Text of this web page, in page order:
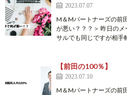
2023.07.07
M＆Mパートナーズの前
が悪い？？？＞ 昨日の
サルでも同じですが相
【前田の100％】
2023.07.10
M＆Mパートナーズの前